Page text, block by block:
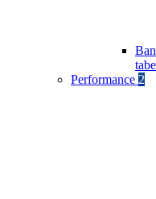
Performance 2